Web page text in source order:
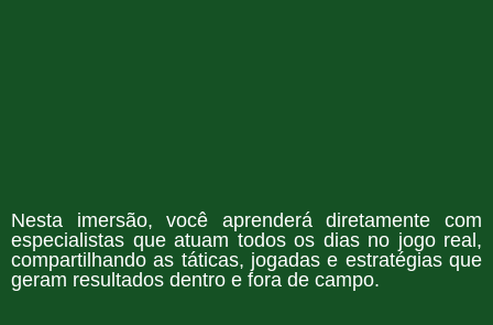
Nesta imersão, você aprenderá diretamente com
especialistas que atuam todos os dias no jogo real,
compartilhando as táticas, jogadas e estratégias que
geram resultados dentro e fora de campo.